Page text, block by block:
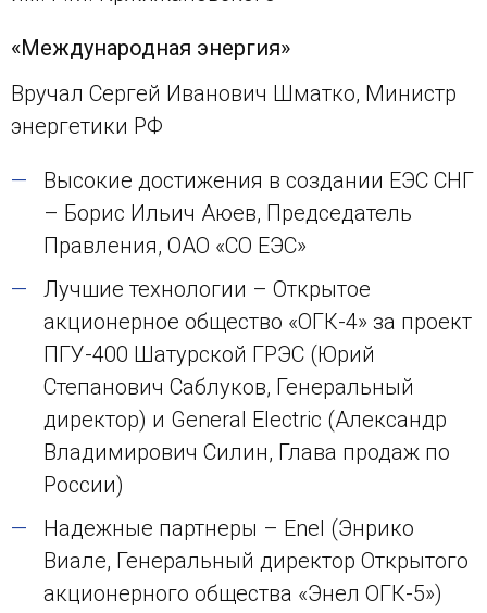
«Международная энергия»
Вручал Сергей Иванович Шматко, Министр
энергетики РФ
Высокие достижения в создании ЕЭС СНГ
– Борис Ильич Аюев, Председатель
Правления, ОАО «СО ЕЭС»
Лучшие технологии – Открытое
акционерное общество «ОГК-4» за проект
ПГУ-400 Шатурской ГРЭС (Юрий
Степанович Саблуков, Генеральный
директор) и General Electric (Александр
Владимирович Силин, Глава продаж по
России)
Надежные партнеры – Enel (Энрико
Виале, Генеральный директор Открытого
акционерного общества «Энел ОГК-5»)